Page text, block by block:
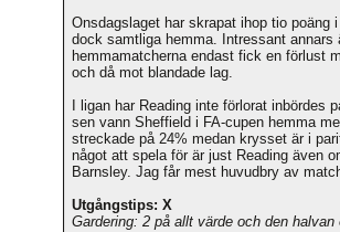
Onsdagslaget har skrapat ihop tio poäng
dock samtliga hemma. Intressant
hemmamatcherna endast fick en förlust
och då mot blandade lag.
I ligan har Reading inte förlorat inbördes
sen vann Sheffield i FA-cupen hemma
streckade på 24% medan krysset är i
något att spela för är just Reading även
Barnsley. Jag får mest huvudbry av
Utgångstips: X
Gardering: 2 på allt värde och den